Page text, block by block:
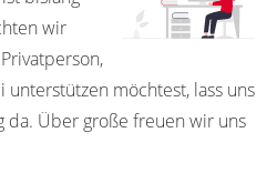
wir
möchtest, lass uns
da. Über große freuen wir uns